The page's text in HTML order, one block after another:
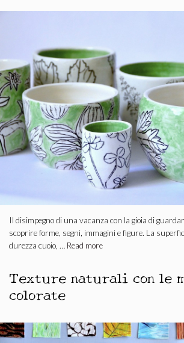
Il disimpegno di una vacanza con la gioia di
scoprire forme, segni, immagini e figure. La
durezza cuoio, … Read more
Texture naturali con le
colorate